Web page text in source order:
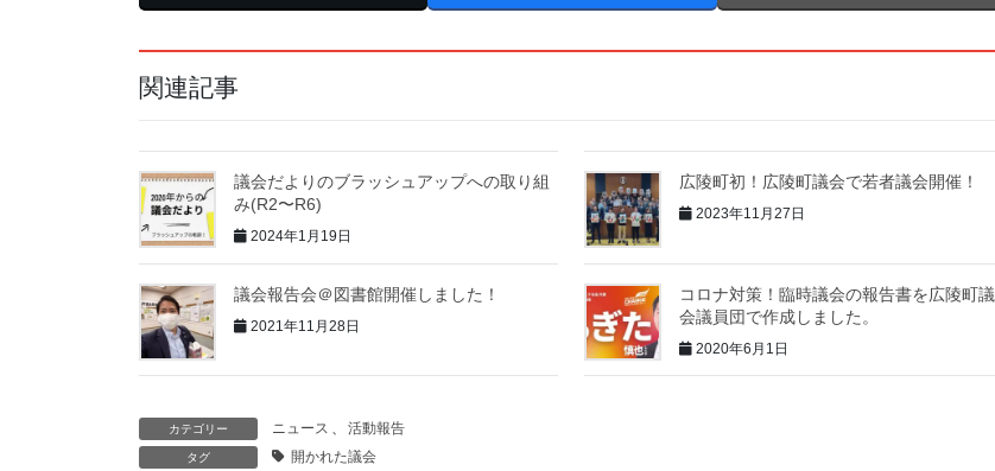
関連記事
議会だよりのブラッシュアップへの取り組
み(R2〜R6)
2024年1月19日
広陵町初！広陵町議会で若者議会開催！
2023年11月27日
議会報告会＠図書館開催しました！
2021年11月28日
コロナ対策！臨時議会の報告書を広陵町議
会議員団で作成しました。
2020年6月1日
カテゴリー ニュース 、 活動報告
タグ 開かれた議会